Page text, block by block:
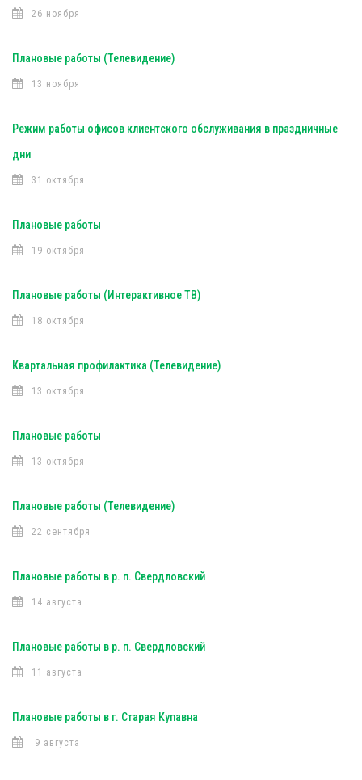
26 ноября
Плановые работы (Телевидение)
13 ноября
Режим работы офисов клиентского обслуживания в праздничные
дни
31 октября
Плановые работы
19 октября
Плановые работы (Интерактивное ТВ)
18 октября
Квартальная профилактика (Телевидение)
13 октября
Плановые работы
13 октября
Плановые работы (Телевидение)
22 сентября
Плановые работы в р. п. Свердловский
14 августа
Плановые работы в р. п. Свердловский
11 августа
Плановые работы в г. Старая Купавна
9 августа